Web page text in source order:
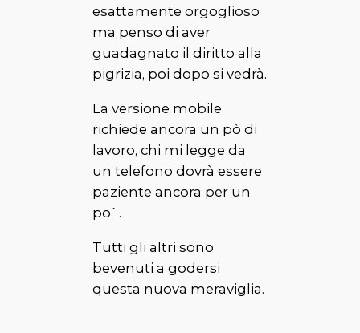
esattamente orgoglioso
ma penso di aver
guadagnato il diritto alla
pigrizia, poi dopo si vedrà.
La versione mobile
richiede ancora un pò di
lavoro, chi mi legge da
un telefono dovrà essere
paziente ancora per un
po`.
Tutti gli altri sono
bevenuti a godersi
questa nuova meraviglia.